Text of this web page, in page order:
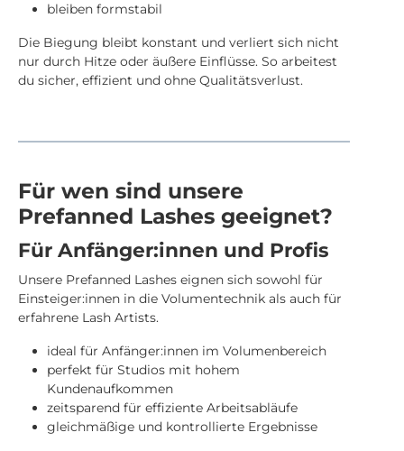
bleiben formstabil
Die Biegung bleibt konstant und verliert sich nicht
nur durch Hitze oder äußere Einflüsse. So arbeitest
du sicher, effizient und ohne Qualitätsverlust.
Für wen sind unsere
Prefanned Lashes geeignet?
Für Anfänger:innen und Profis
Unsere Prefanned Lashes eignen sich sowohl für
Einsteiger:innen in die Volumentechnik als auch für
erfahrene Lash Artists.
ideal für Anfänger:innen im Volumenbereich
perfekt für Studios mit hohem
Kundenaufkommen
zeitsparend für effiziente Arbeitsabläufe
gleichmäßige und kontrollierte Ergebnisse